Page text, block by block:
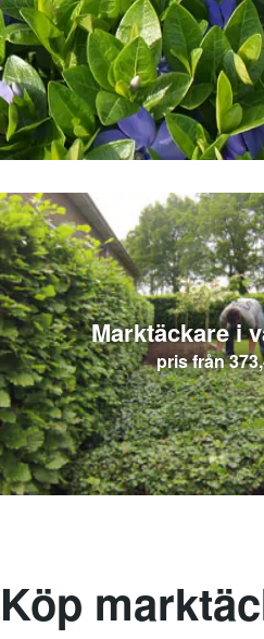
Marktäckare i
pris från
Köp